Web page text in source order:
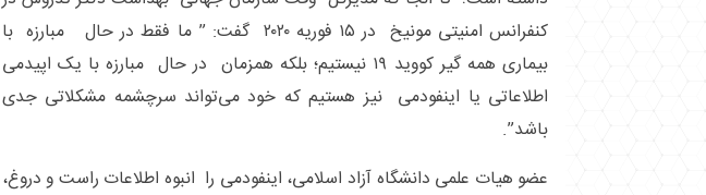
کنفرانس امنیتی مونیخ در ۱۵ فوریه ۲۰۲۰ گفت: ” ما فقط در حال مبارزه با
بیماری همه گیر کووید ۱۹ نیستیم؛ بلکه همزمان در حال مبارزه با یک اپیدمی
اطلاعاتی یا اینفودمی نیز هستیم که خود می‌تواند سرچشمه مشکلاتی جدی
باشد”.
عضو هیات علمی دانشگاه آزاد اسلامی، اینفودمی را انبوه اطلاعات راست و دروغ،